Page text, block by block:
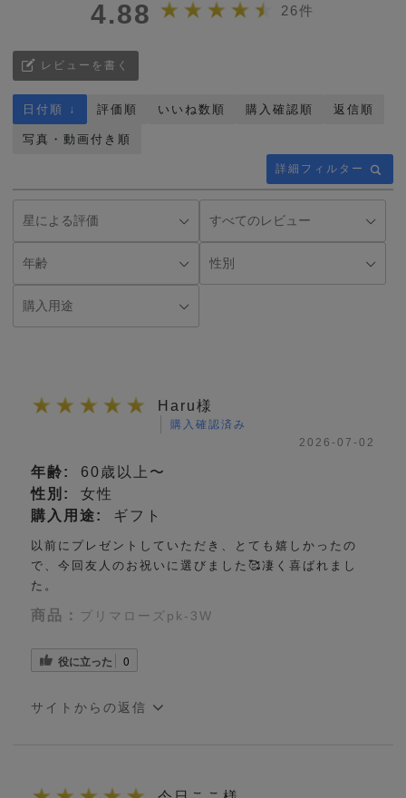
4.88 26件
レビューを書く
詳細フィルター
日付順 ↓ 評価順 いいね数順 購入確認順 返信順
写真・動画付き順
Haru様
購入確認済み
2026-07-02
年齢:
60歳以上〜
性別:
女性
購入用途:
ギフト
以前にプレゼントしていただき、とても嬉しかったの
で、今回友人のお祝いに選びました🥰凄く喜ばれまし
た。
商品： プリマローズpk-3W
役に立った 0
サイトからの返信